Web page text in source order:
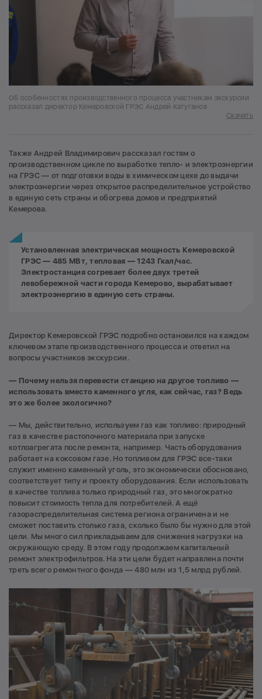
Об особенностях производственного процесса участникам экскурсии
рассказал директор Кемеровской ГРЭС Андрей Катуганов
Скачать
Также Андрей Владимирович рассказал гостям о
производственном цикле по выработке тепло- и электроэнергии
на ГРЭС — от подготовки воды в химическом цехе до выдачи
электроэнергии через открытое распределительное устройство
в единую сеть страны и обогрева домов и предприятий
Кемерова.
Установленная электрическая мощность Кемеровской
ГРЭС — 485 МВт, тепловая — 1243 Гкал/час.
Электростанция согревает более двух третей
левобережной части города Кемерово, вырабатывает
электроэнергию в единую сеть страны.
Директор Кемеровской ГРЭС подробно остановился на каждом
ключевом этапе производственного процесса и ответил на
вопросы участников экскурсии.
— Почему нельзя перевести станцию на другое топливо —
использовать вместо каменного угля, как сейчас, газ? Ведь
это же более экологично?
— Мы, действительно, используем газ как топливо: природный
газ в качестве растопочного материала при запуске
котлоагрегата после ремонта, например. Часть оборудования
работает на коксовом газе. Но топливом для ГРЭС все-таки
служит именно каменный уголь, это экономически обосновано,
соответствует типу и проекту оборудования. Если использовать
в качестве топлива только природный газ, это многократно
повысит стоимость тепла для потребителей. А ещё
газораспределительная система региона ограничена и не
сможет поставить столько газа, сколько было бы нужно для этой
цели. Мы много сил прикладываем для снижения нагрузки на
окружающую среду. В этом году продолжаем капитальный
ремонт электрофильтров. На эти цели будет направлена почти
треть всего ремонтного фонда — 480 млн из 1,5 млрд рублей.